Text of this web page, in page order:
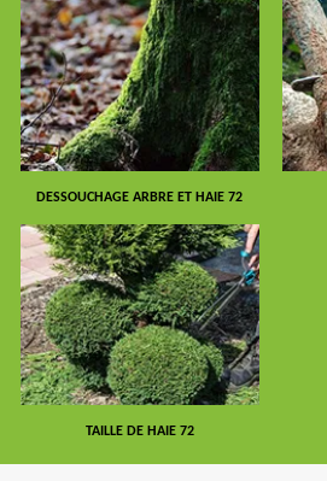
DESSOUCHAGE ARBRE ET HAIE 72
TAILLE DE HAIE 72